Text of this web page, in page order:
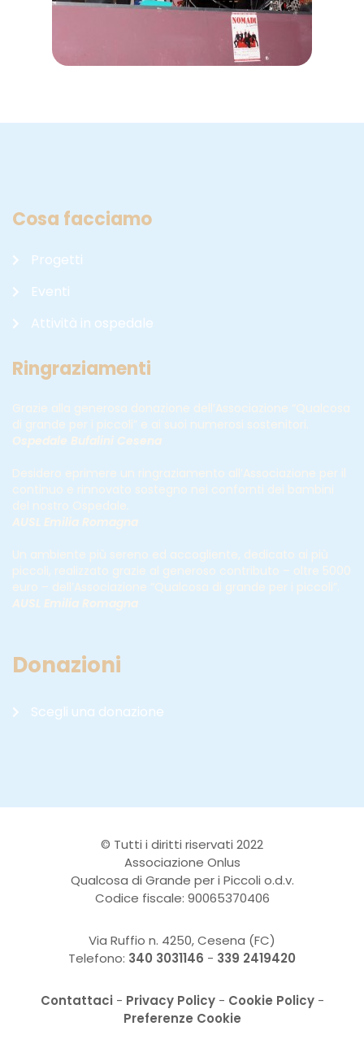
Cosa facciamo
Progetti
Eventi
Attività in ospedale
Ringraziamenti
Grazie alla generosa donazione dell’Associazione “Qualcosa
di grande per i piccoli” e ai suoi numerosi sostenitori.
Ospedale Bufalini Cesena
Desidero eprimere un ringraziamento all’Associazione per il
continuo e rinnovato sostegno nei confornti dei bambini
del nostro Ospedale
AUSL Emilia Romagna
Un ambiente più sereno ed accogliente, dedicato ai più
piccoli, realizzato grazie al generoso contributo – oltre 5000
euro – dell’Associazione “Qualcosa di grande per i piccoli”.
AUSL Emilia Romagna
Donazioni
Scegli una donazione
© Tutti i diritti riservati 2022
Associazione Onlus
Qualcosa di Grande per i Piccoli o.d.v.
Codice fiscale: 90065370406
Via Ruffio n. 4250, Cesena (FC)
Telefono: 340 3031146 - 339 2419420
Contattaci - Privacy Policy- Cookie Policy-
Preferenze Cookie